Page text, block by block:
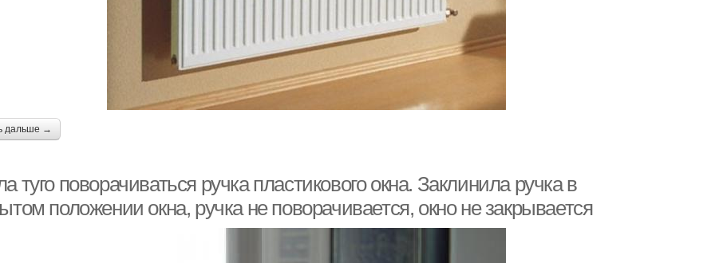
дальше →
туго поворачиваться ручка пластикового окна. Заклинила ручка в
положении окна, ручка не поворачивается, окно не закрывается